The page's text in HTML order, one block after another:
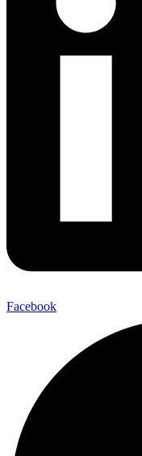
Facebook